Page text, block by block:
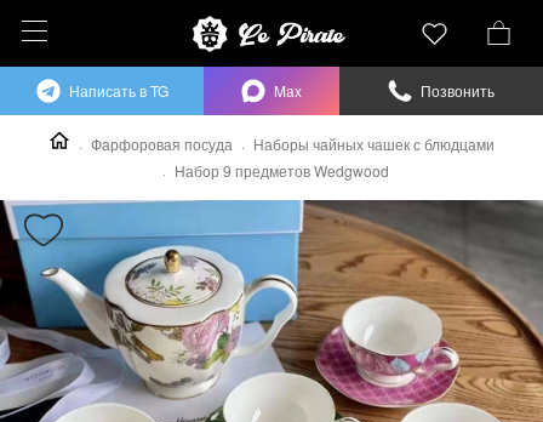
Фарфоровая посуда
Наборы чайных чашек с блюдцами
Набор 9 предметов Wedgwood
Написать в TG Max Позвонить